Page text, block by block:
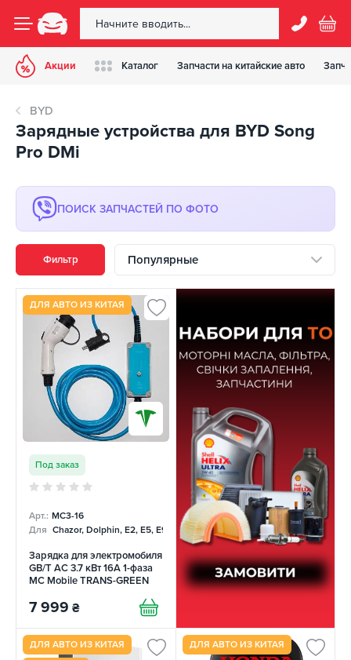
Акции Каталог Запчасти на китайские авто
BYD
Зарядные устройства для BYD Song
Pro DMi
ПОИСК ЗАПЧАСТЕЙ ПО ФОТО
Фильтр Популярные
ДЛЯ АВТО ИЗ КИТАЯ
Под заказ
Арт.: MC3-16
Для Chazor, Dolphin, E2, E5, E9, Mercedes
Зарядка для электромобиля
GB/T AC 3.7 кВт 16А 1-фаза
MC Mobile TRANS-GREEN
7 999 ₴
ДЛЯ АВТО ИЗ КИТАЯ ДЛЯ АВТО ИЗ КИТАЯ